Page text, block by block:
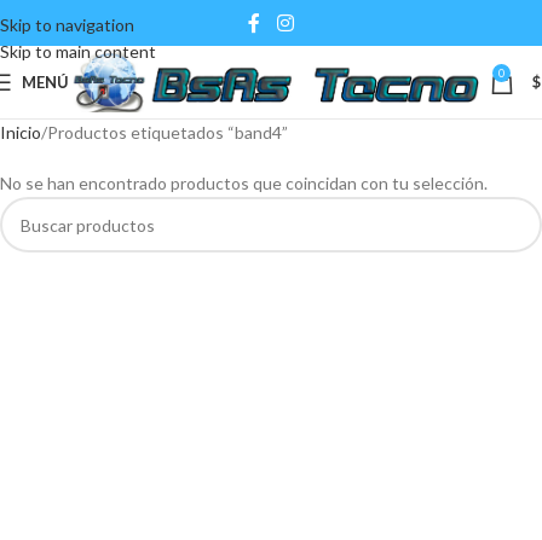
Skip to navigation
Skip to main content
MENÚ 0 $
Inicio Productos etiquetados “band4”
No se han encontrado productos que coincidan con tu selección.